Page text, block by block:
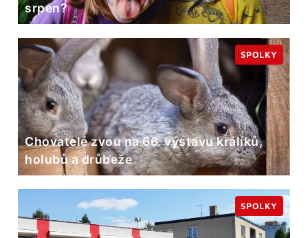
srpen?
Chovatelé zvou na 66. výstavu králíků,
holubů a drůbeže
SPOLKY
SPOLKY